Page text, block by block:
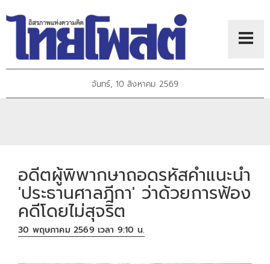
จันทร์, 10 สิงหาคม 2569
อดีตผู้พิพากษาถอดรหัสคำแนะนำ
'ประธานศาลฎีกา' ว่าด้วยการฟ้อง
คดีโดยไม่สุจริต
30 พฤษภาคม 2569 เวลา 9:10 น.